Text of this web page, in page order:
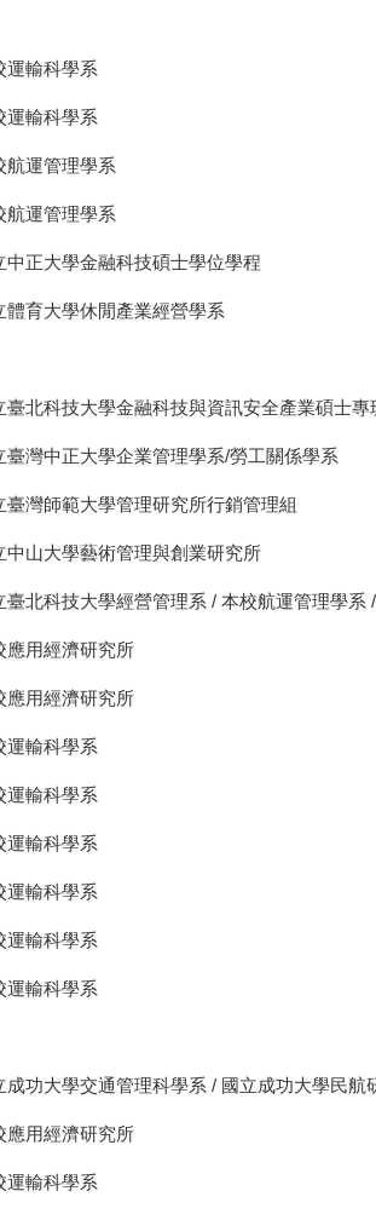
運輸科學系
運輸科學系
航運管理學系
航運管理學系
中正大學金融科技碩士學位學程
體育大學休閒產業經營學系
臺北科技大學金融科技與資訊安全產業碩士專
臺灣中正大學企業管理學系/勞工關係學系
臺灣師範大學管理研究所行銷管理組
中山大學藝術管理與創業研究所
臺北科技大學經營管理系 / 本校航運管理學系
應用經濟研究所
應用經濟研究所
運輸科學系
運輸科學系
運輸科學系
運輸科學系
運輸科學系
運輸科學系
成功大學交通管理科學系 / 國立成功大學民航
應用經濟研究所
運輸科學系